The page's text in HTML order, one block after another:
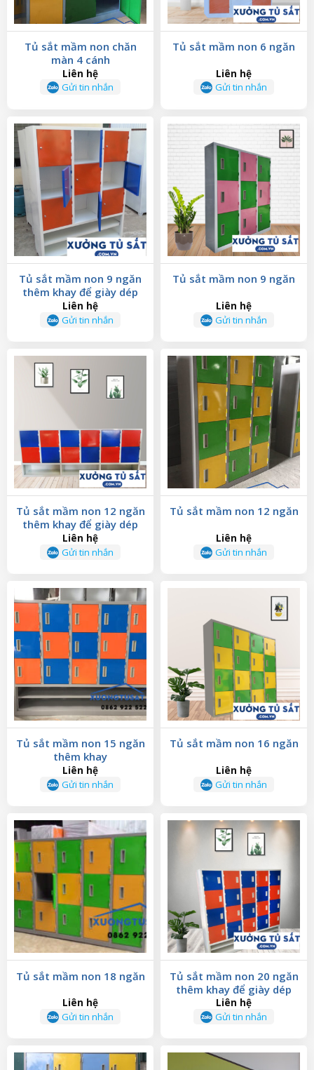
Tủ sắt mầm non chăn
màn 4 cánh
Liên hệ
Gửi tin nhắn
Tủ sắt mầm non 6 ngăn
Liên hệ
Gửi tin nhắn
Tủ sắt mầm non 9 ngăn
thêm khay để giày dép
Liên hệ
Gửi tin nhắn
Tủ sắt mầm non 9 ngăn
Liên hệ
Gửi tin nhắn
Tủ sắt mầm non 12 ngăn
thêm khay để giày dép
Liên hệ
Gửi tin nhắn
Tủ sắt mầm non 12 ngăn
Liên hệ
Gửi tin nhắn
Tủ sắt mầm non 15 ngăn
thêm khay
Liên hệ
Gửi tin nhắn
Tủ sắt mầm non 16 ngăn
Liên hệ
Gửi tin nhắn
Tủ sắt mầm non 18 ngăn
Liên hệ
Gửi tin nhắn
Tủ sắt mầm non 20 ngăn
thêm khay để giày dép
Liên hệ
Gửi tin nhắn